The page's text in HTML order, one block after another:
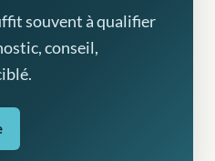
souvent à qualifier
conseil,